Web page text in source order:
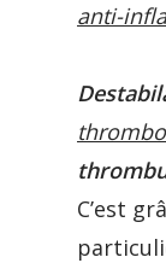
anti-
C’est